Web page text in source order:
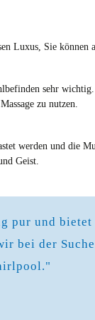
Luxus, Sie
sehr
zu nutzen.
werden und die
Geist.
pur und bietet
bei der